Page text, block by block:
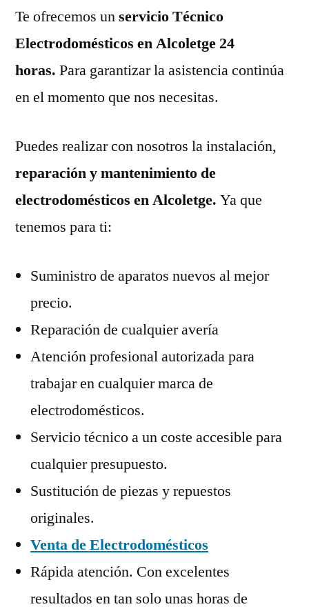
Te ofrecemos unservicio Técnico
Electrodomésticos en Alcoletge 24
horas. Para garantizar la asistencia continúa
en el momento que nos necesitas.
Puedes realizar con nosotros la instalación,
reparación y mantenimiento de
electrodomésticos en Alcoletge. Ya que
tenemos para ti:
Suministro de aparatos nuevos al mejor
precio.
Reparación de cualquier avería
Atención profesional autorizada para
trabajar en cualquier marca de
electrodomésticos.
Servicio técnico a un coste accesible para
cualquier presupuesto.
Sustitución de piezas y repuestos
originales.
Venta de Electrodomésticos
Rápida atención. Con excelentes
resultados en tan solo unas horas de